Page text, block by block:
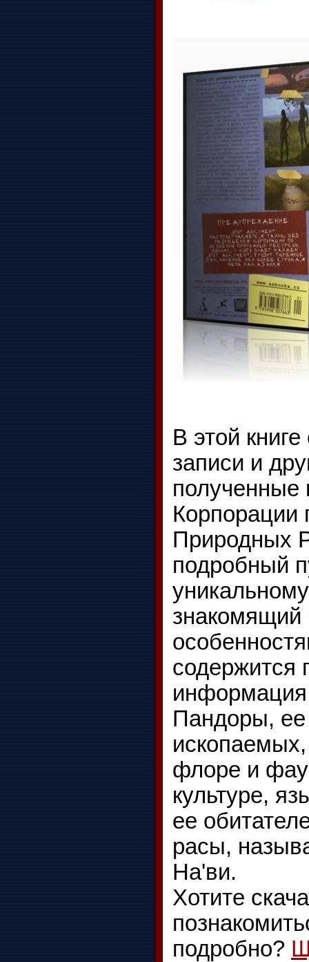
В этой
записи и
полученные
Природных
подробный
знакомящий
содержится
информация
Пандоры,
флоре и
культуре,
ее
расы,
На'ви.
Хотите
подробно?